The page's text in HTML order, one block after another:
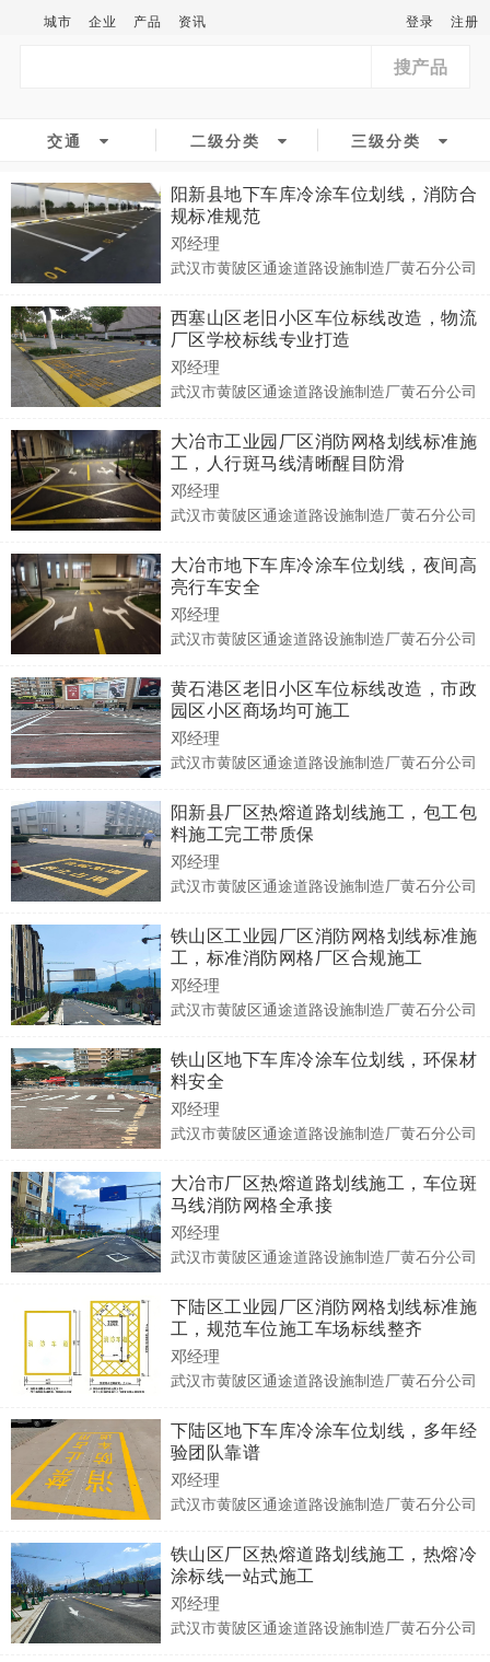
城市 企业 产品 资讯 登录 注册
搜产品
交通 二级分类 三级分类
阳新县地下车库冷涂车位划线，消防合
规标准规范
邓经理
武汉市黄陂区通途道路设施制造厂黄石分公司
西塞山区老旧小区车位标线改造，物流
厂区学校标线专业打造
邓经理
武汉市黄陂区通途道路设施制造厂黄石分公司
大冶市工业园厂区消防网格划线标准施
工，人行斑马线清晰醒目防滑
邓经理
武汉市黄陂区通途道路设施制造厂黄石分公司
大冶市地下车库冷涂车位划线，夜间高
亮行车安全
邓经理
武汉市黄陂区通途道路设施制造厂黄石分公司
黄石港区老旧小区车位标线改造，市政
园区小区商场均可施工
邓经理
武汉市黄陂区通途道路设施制造厂黄石分公司
阳新县厂区热熔道路划线施工，包工包
料施工完工带质保
邓经理
武汉市黄陂区通途道路设施制造厂黄石分公司
铁山区工业园厂区消防网格划线标准施
工，标准消防网格厂区合规施工
邓经理
武汉市黄陂区通途道路设施制造厂黄石分公司
铁山区地下车库冷涂车位划线，环保材
料安全
邓经理
武汉市黄陂区通途道路设施制造厂黄石分公司
大冶市厂区热熔道路划线施工，车位斑
马线消防网格全承接
邓经理
武汉市黄陂区通途道路设施制造厂黄石分公司
下陆区工业园厂区消防网格划线标准施
工，规范车位施工车场标线整齐
邓经理
武汉市黄陂区通途道路设施制造厂黄石分公司
下陆区地下车库冷涂车位划线，多年经
验团队靠谱
邓经理
武汉市黄陂区通途道路设施制造厂黄石分公司
铁山区厂区热熔道路划线施工，热熔冷
涂标线一站式施工
邓经理
武汉市黄陂区通途道路设施制造厂黄石分公司